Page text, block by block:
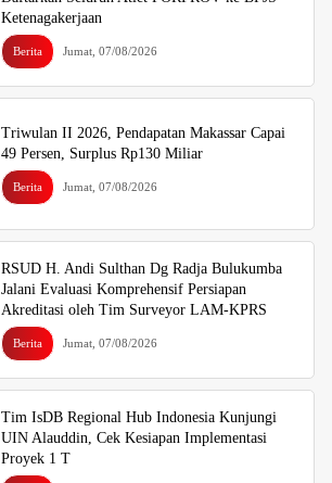
Ketenagakerjaan
Berita Jumat, 07/08/2026
Triwulan II 2026, Pendapatan Makassar Capai
49 Persen, Surplus Rp130 Miliar
Berita Jumat, 07/08/2026
RSUD H. Andi Sulthan Dg Radja Bulukumba
Jalani Evaluasi Komprehensif Persiapan
Akreditasi oleh Tim Surveyor LAM-KPRS
Berita Jumat, 07/08/2026
Tim IsDB Regional Hub Indonesia Kunjungi
UIN Alauddin, Cek Kesiapan Implementasi
Proyek 1 T